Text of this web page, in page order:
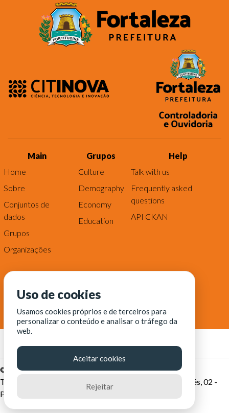
Main
Home
Sobre
Conjuntos de
dados
Grupos
Organizações
Grupos
Culture
Demography
Economy
Education
Help
Talk with us
Frequently asked
questions
API CKAN
© Fortaleza Digital || CITINOVA - Fundação de Ciência,
Tecnologia e Inovação de Fortaleza - Rua dos Tremembés, 02 -
Praia de Iracema - Fortaleza-CE
Uso de cookies
Usamos cookies próprios e de terceiros para
personalizar o conteúdo e analisar o tráfego da
web.
Aceitar cookies
Rejeitar